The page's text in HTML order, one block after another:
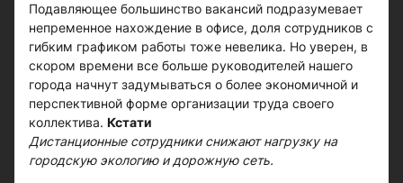
Подавляющее большинство вакансий подразумевает
непременное нахождение в офисе, доля сотрудников с
гибким графиком работы тоже невелика. Но уверен, в
скором времени все больше руководителей нашего
города начнут задумываться о более экономичной и
перспективной форме организации труда своего
коллектива. Кстати
Дистанционные сотрудники снижают нагрузку на
городскую экологию и дорожную сеть.